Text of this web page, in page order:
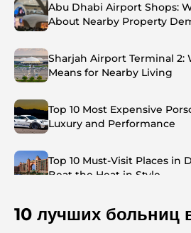
Abu Dhabi Airport Shops:
About Nearby Property
Sharjah Airport Terminal 2:
Means for Nearby Living
Top 10 Most Expensive
Luxury and Performance
Top 10 Must-Visit Places in
Beat the Heat in Style
Top 7 Busiest Airports in the
Travel
10 лучших больниц